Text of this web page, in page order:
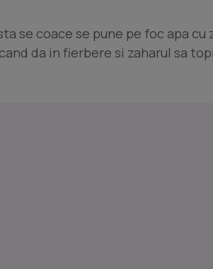
se coace se pune pe foc apa cu
da in fierbere si zaharul sa